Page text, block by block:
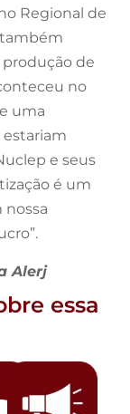
Regional de
também
de
no
uma
e seus
é um
nossa
Alerj
essa